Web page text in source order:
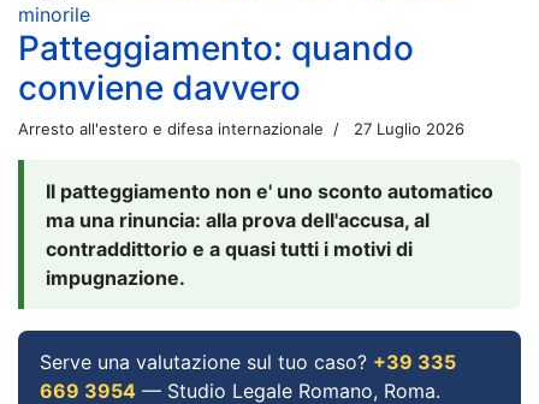
minorile
Patteggiamento: quando
conviene davvero
Arresto all'estero e difesa internazionale 27 Luglio 2026
Il patteggiamento non e' uno sconto automatico
ma una rinuncia: alla prova dell'accusa, al
contraddittorio e a quasi tutti i motivi di
impugnazione.
Serve una valutazione sul tuo caso? +39 335
669 3954 — Studio Legale Romano, Roma.